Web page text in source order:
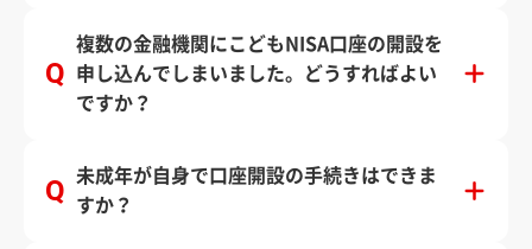
複数の金融機関にこどもNISA口座の開設を
申し込んでしまいました。どうすればよい
ですか？
未成年が自身で口座開設の手続きはできま
すか？